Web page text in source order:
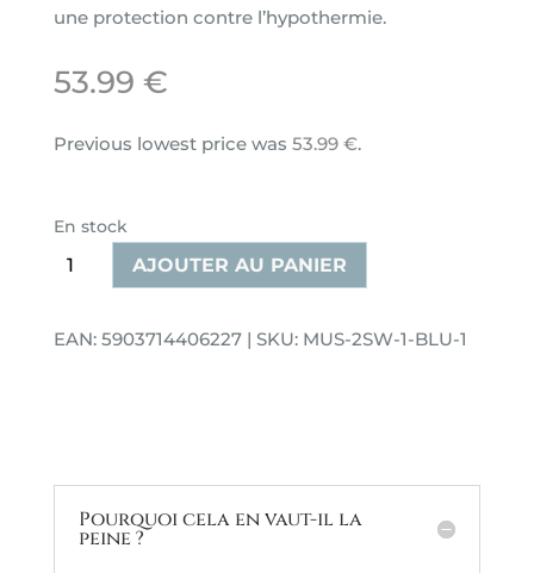
une protection contre l’hypothermie.
53.99 €
Previous lowest price was 53.99 €.
En stock
quantité
d'emmaillotage
AJOUTER AU PANIER
EAN: 5903714406227 | SKU: MUS-2SW-1-BLU-1
Pourquoi cela en vaut-il la
peine ?